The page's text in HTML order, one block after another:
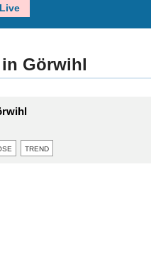
Görwihl
trend